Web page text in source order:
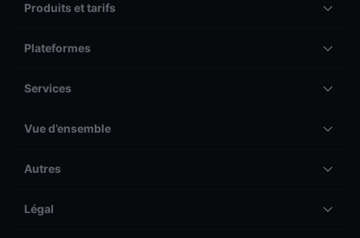
Produits et tarifs
Plateformes
Services
Vue d’ensemble
Autres
Légal